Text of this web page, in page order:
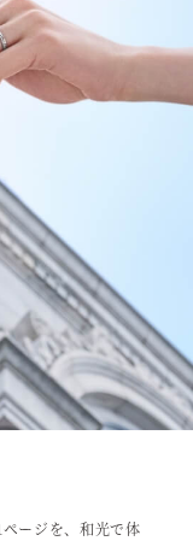
ージを、和光で体